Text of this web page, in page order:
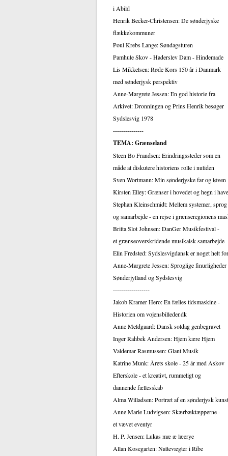
i Abild
Henrik Becker-Christensen: De sønderjyske
flækkekommuner
Poul Krebs Lange: Søndagsturen
Pamhule Skov - Haderslev Dam - Hindemade
Lis Mikkelsen: Røde Kors 150 år i Danmark
med sønderjysk perspektiv
Anne-Margrete Jessen: En god historie fra
Arkivet: Dronningen og Prins Henrik besøger
Sydslesvig 1978
---------------
TEMA: Grænseland
Steen Bo Frandsen: Erindringssteder som en
måde at diskutere historiens rolle i nutiden
Sven Wortmann: Min sønderjyske far og løven
Kirsten Elley: Grænser i hovedet og hegn i
Stephan Kleinschmidt: Mellem systemer, sprog
og samarbejde - en rejse i grænseregionens
Britta Slot Johnsen: DanGer Musikfestival -
et grænseoverskridende musikalsk samarbejde
Elin Fredsted: Sydslesvigdansk er noget helt
Anne-Margrete Jessen: Sproglige finurligheder
Sønderjylland og Sydslesvig
------------------
Jakob Kramer Hero: En fælles tidsmaskine -
Historien om vojensbilleder.dk
Anne Meldgaard: Dansk soldag genbegravet
Inger Rahbek Andersen: Hjem kære Hjem
Valdemar Rasmussen: Glant Musik
Katrine Munk: Årets skole - 25 år med Askov
Efterskole - et kreativt, rummeligt og
dannende fællesskab
Alma Willadsen: Portræt af en sønderjysk
Anne Marie Ludvigsen: Skærbæktæpperne -
et vævet eventyr
H. P. Jensen: Lukas mæ æ læerye
Allan Kosegarten: Nattevægter i Ribe